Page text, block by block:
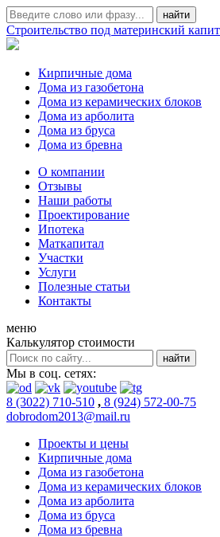
Строительство под материнский
Кирпичные дома
Дома из газобетона
Дома из керамических блоков
Дома из арболита
Дома из бруса
Дома из бревна
О компании
Отзывы
Наши работы
Проектирование
Ипотека
Маткапитал
Участки
Услуги
Полезные статьи
Контакты
меню
Калькулятор стоимости
Мы в соц. сетях:
8 (3022) 710-510 , 8 (924) 572-00-75
dobrodom2013@mail.ru
Проекты и цены
Кирпичные дома
Дома из газобетона
Дома из керамических блоков
Дома из арболита
Дома из бруса
Дома из бревна